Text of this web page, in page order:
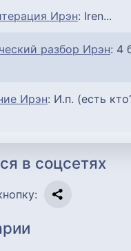
Ирэн: Iren...
разбор Ирэн: 4
Ирэн: И.п. (есть
в соцсетях